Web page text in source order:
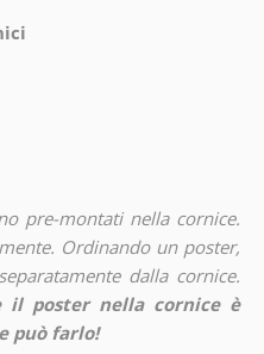
pre-montati nella cornice.
Ordinando un poster,
dalla cornice.
il poster nella cornice è
può farlo!